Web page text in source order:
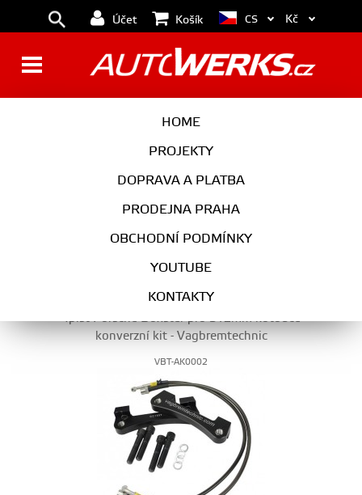
Účet Košík
HOME
PROJEKTY
DOPRAVA A PLATBA
PRODEJNA PRAHA
OBCHODNÍ PODMÍNKY
YOUTUBE
KONTAKTY
CS Kč
KONVERZNÍ KITY
BRZDY
4píst Porsche Boxster pro 312mm kotouče
konverzní kit - Vagbremtechnic
VBT-AK0002